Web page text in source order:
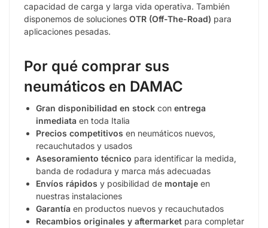
capacidad de carga y larga vida operativa. También
disponemos de soluciones OTR (Off-The-Road) para
aplicaciones pesadas.
Por qué comprar sus
neumáticos en DAMAC
Gran disponibilidad en stock con entrega
inmediata en toda Italia
Precios competitivos en neumáticos nuevos,
recauchutados y usados
Asesoramiento técnico para identificar la medida,
banda de rodadura y marca más adecuadas
Envíos rápidos y posibilidad de montaje en
nuestras instalaciones
Garantía en productos nuevos y recauchutados
Recambios originales y aftermarket para completar